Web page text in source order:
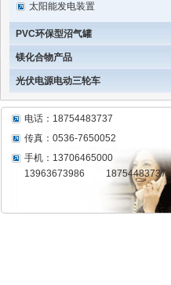
太阳能发电装置
PVC环保型沼气罐
镁化合物产品
光伏电源电动三轮车
电话：18754483737
传真：0536-7650052
手机：13706465000
13963673986 18754483737